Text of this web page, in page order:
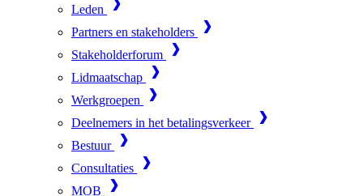
Leden
Partners en stakeholders
Stakeholderforum
Lidmaatschap
Werkgroepen
Deelnemers in het betalingsverkeer
Bestuur
Consultaties
MOB